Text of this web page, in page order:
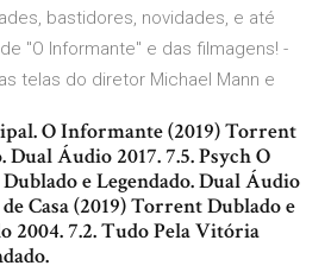
bastidores, novidades, e até
"O Informante" e das filmagens! -
telas do diretor Michael Mann e
O Informante (2019) Torrent
Dual Áudio 2017. 7.5. Psych O
e Legendado. Dual Áudio
Casa (2019) Torrent Dublado e
2004. 7.2. Tudo Pela Vitória